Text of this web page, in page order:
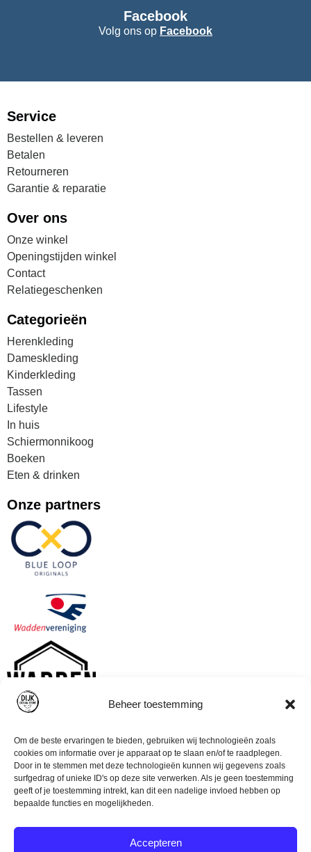
Beheer toestemming
Om de beste ervaringen te bieden, gebruiken wij technologieën zoals
cookies om informatie over je apparaat op te slaan en/of te raadplegen.
Door in te stemmen met deze technologieën kunnen wij gegevens zoals
surfgedrag of unieke ID's op deze site verwerken. Als je geen toestemming
geeft of je toestemming intrekt, kan dit een nadelige invloed hebben op
bepaalde functies en mogelijkheden.
Accepteren
Facebook
Volg ons op Facebook
Service
Bestellen & leveren
Betalen
Retourneren
Garantie & reparatie
Over ons
Onze winkel
Openingstijden winkel
Contact
Relatiegeschenken
Categorieën
Herenkleding
Dameskleding
Kinderkleding
Tassen
Lifestyle
In huis
Schiermonnikoog
Boeken
Eten & drinken
Onze partners